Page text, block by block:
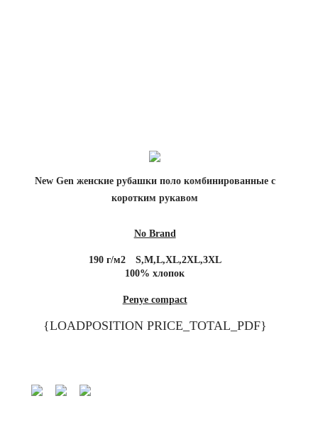
New Gen женские рубашки поло комбинированные с
коротким рукавом
No Brand
190 г/м2
S,M,L,XL,2XL,3XL
100% хлопок
Penye compact
{LOADPOSITION PRICE_TOTAL_PDF}